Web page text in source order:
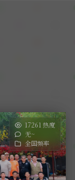
17261 热度
无~
全国频率